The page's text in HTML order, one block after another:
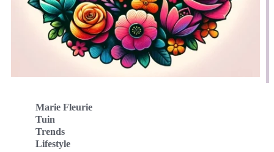
Marie Fleurie
Tuin
Trends
Lifestyle